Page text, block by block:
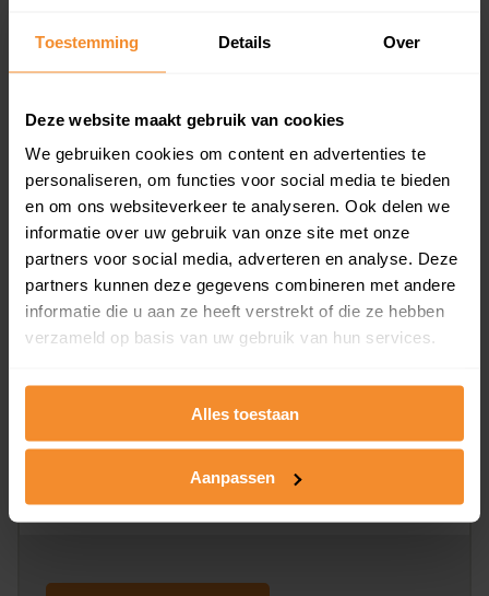
Toestemming Details Over
Deze website maakt gebruik van cookies
We gebruiken cookies om content en advertenties te
personaliseren, om functies voor social media te bieden
en om ons websiteverkeer te analyseren. Ook delen we
informatie over uw gebruik van onze site met onze
partners voor social media, adverteren en analyse. Deze
partners kunnen deze gegevens combineren met andere
informatie die u aan ze heeft verstrekt of die ze hebben
verzameld op basis van uw gebruik van hun services.
Alles toestaan
Aanpassen
en koopdatum) binnen een postcodegebied. Dit
koopsommen.
Bekijk product
Direct leverbaar
Kadastrale kaart pakket
Alleen globale ligging perceel
omliggende percelen met de kadastrale erfgrenzen,